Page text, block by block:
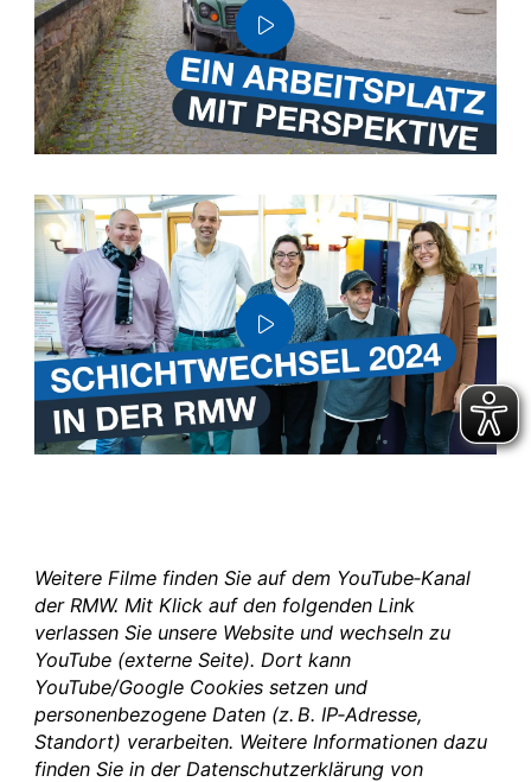
Weitere Filme finden Sie auf dem YouTube‑Kanal
der RMW. Mit Klick auf den folgenden Link
verlassen Sie unsere Website und wechseln zu
YouTube (externe Seite). Dort kann
YouTube/Google Cookies setzen und
personenbezogene Daten (z. B. IP‑Adresse,
Standort) verarbeiten. Weitere Informationen dazu
finden Sie in der Datenschutzerklärung von